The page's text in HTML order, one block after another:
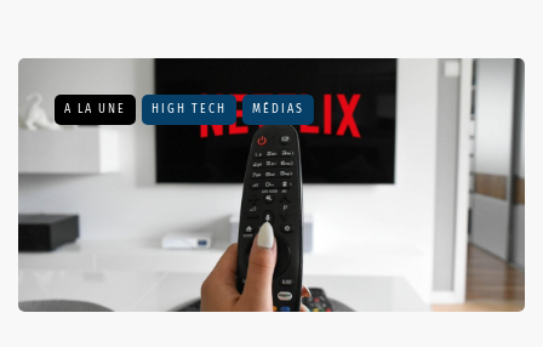
A LA UNE HIGH TECH MÉDIAS